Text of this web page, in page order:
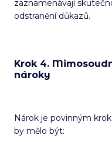
zaznamenávají
odstranění důkazů.
Krok 4.
nároky
Nárok je povinným
by mělo být: